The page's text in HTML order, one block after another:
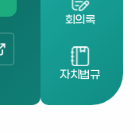
회의록
자치법규